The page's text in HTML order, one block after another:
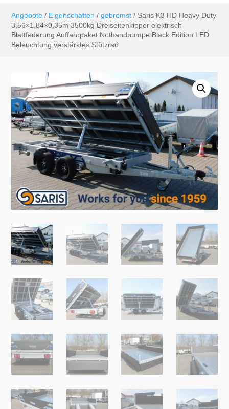
Angebote / Eigenschaften /gebremst / Saris K3 HD Heavy Duty
3,56×1,84×0,35m 3500kg Dreiseitenkipper elektrisch
Blattfederung Auffahrpaket Nothandpumpe Black Edition LED
Beleuchtung verstärktes Stützrad